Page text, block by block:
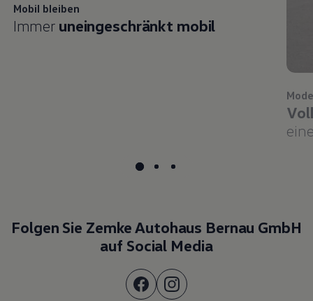
Mobil bleiben
Immer uneingeschränkt mobil
Folgen Sie Zemke Autohaus Bernau GmbH
auf Social Media